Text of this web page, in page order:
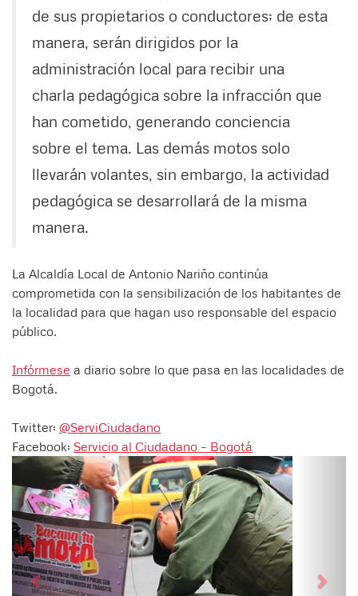
de sus propietarios o conductores; de esta
manera, serán dirigidos por la
administración local para recibir una
charla pedagógica sobre la infracción que
han cometido, generando conciencia
sobre el tema. Las demás motos solo
llevarán volantes, sin embargo, la actividad
pedagógica se desarrollará de la misma
manera.
La Alcaldía Local de Antonio Nariño continúa
comprometida con la sensibilización de los habitantes de
la localidad para que hagan uso responsable del espacio
público.
Infórmese a diario sobre lo que pasa en las localidades de
Bogotá.
Twitter: @ServiCiudadano
Facebook: Servicio al Ciudadano – Bogotá
Siguiente